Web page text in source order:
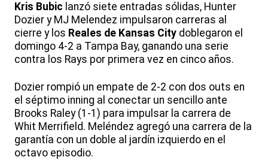
Kris Bubic lanzó siete entradas sólidas, Hunter
Dozier y MJ Melendez impulsaron carreras al
cierre y los Reales de Kansas City doblegaron el
domingo 4-2 a Tampa Bay, ganando una serie
contra los Rays por primera vez en cinco años.
Dozier rompió un empate de 2-2 con dos outs en
el séptimo inning al conectar un sencillo ante
Brooks Raley (1-1) para impulsar la carrera de
Whit Merrifield. Meléndez agregó una carrera de la
garantía con un doble al jardín izquierdo en el
octavo episodio.